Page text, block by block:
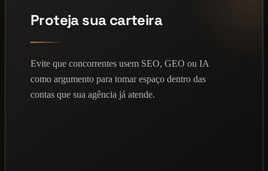
Proteja sua carteira
Evite que concorrentes usem SEO, GEO ou IA
como argumento para tomar espaço dentro das
contas que sua agência já atende.